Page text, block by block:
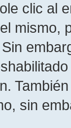
clic al
mismo,
sin